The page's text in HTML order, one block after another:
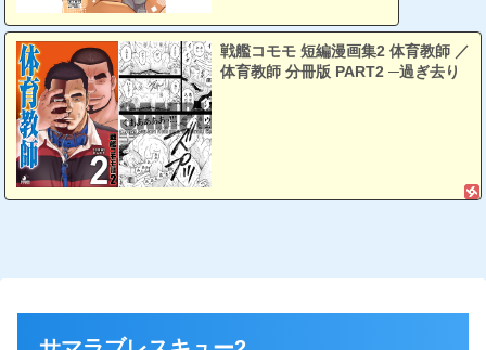
戦艦コモモ 短編漫画集2 体育教師 ／
体育教師 分冊版 PART2 ─過ぎ去り